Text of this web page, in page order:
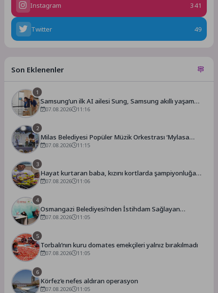
Instagram 341
Twitter 49
Son Eklenenler
1
Samsung’un ilk AI ailesi Sung, Samsung akıllı yaşam
deneyimini ekranlara taşıyor
07.08.2026 11:16
2
Milas Belediyesi Popüler Müzik Orkestrası ‘Mylasa
Band’ Ören’de Unutulmaz Bir Konser Verdi
07.08.2026 11:15
3
Hayat kurtaran baba, kızını kortlarda şampiyonluğa
hazırlıyor
07.08.2026 11:06
4
Osmangazi Belediyesi’nden İstihdam Sağlayan
Buluşmalar
07.08.2026 11:05
5
Torbalı’nın kuru domates emekçileri yalnız bırakılmadı
07.08.2026 11:05
6
Körfez’e nefes aldıran operasyon
07.08.2026 11:05